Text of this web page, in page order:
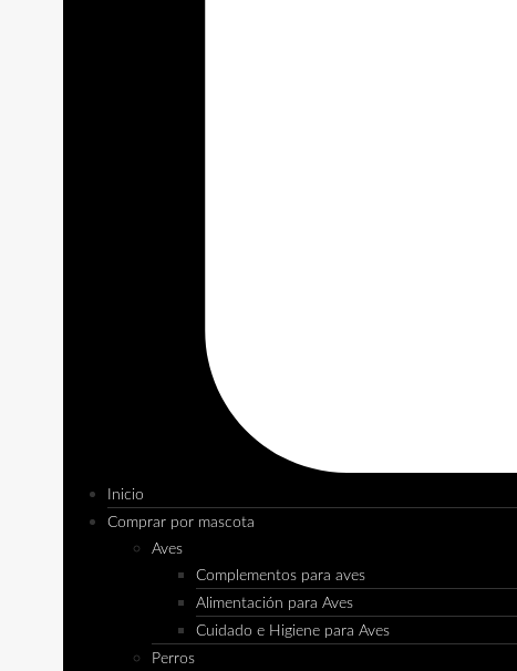
Inicio
Comprar por mascota
Aves
Complementos para aves
Alimentación para Aves
Cuidado e Higiene para Aves
Perros